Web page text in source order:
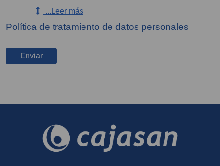
recolecte, almacene, use, circule y/o
suprima mis datos personales y los de mis
representados, consignados en este medio
de datos sensibles y de menores de edad
aun conociendo que no estoy obligado a
comerciales, a través de correo electrónico,
aplicaciones web y mensajes SMS; y en
general para las demás finalidades
incorporadas en la Política de Tratamiento
...Leer más
Política de tratamiento de datos personales
Enviar